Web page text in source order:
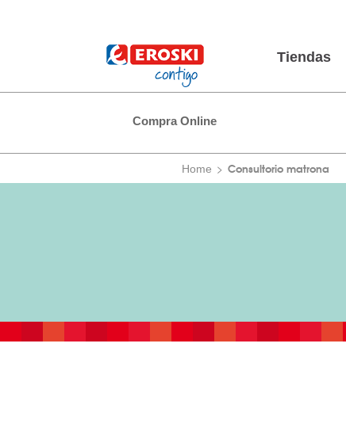
Tiendas
Compra Online
Home Consultorio matrona